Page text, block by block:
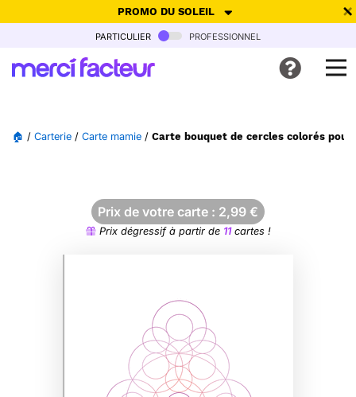
PROMO DU SOLEIL
-30% de réduction avec le code SUMMER26pour envoyer des
Ne plus afficher
particulier professionnel
🏠 / Carterie / Carte mamie / Carte bouquet de cercles colorés pour
Prix de votre carte : 2,99 €
Prix dégressif à partir de 11cartes !